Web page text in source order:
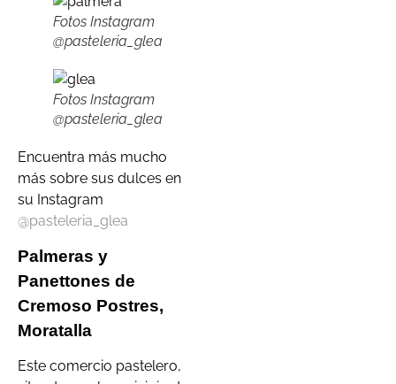
Fotos Instagram
@pasteleria_glea
Fotos Instagram
@pasteleria_glea
Encuentra más mucho
más sobre sus dulces en
su Instagram
@pasteleria_glea
Palmeras y
Panettones de
Cremoso Postres,
Moratalla
Este comercio pastelero,